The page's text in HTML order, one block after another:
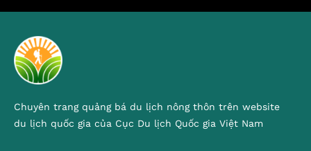
Chuyên trang quảng bá du lịch nông thôn trên website
du lịch quốc gia của Cục Du lịch Quốc gia Việt Nam